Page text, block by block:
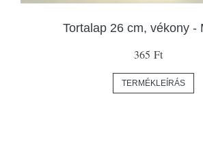
Tortalap 26 cm, vékony -
365 Ft
TERMÉKLEÍRÁS